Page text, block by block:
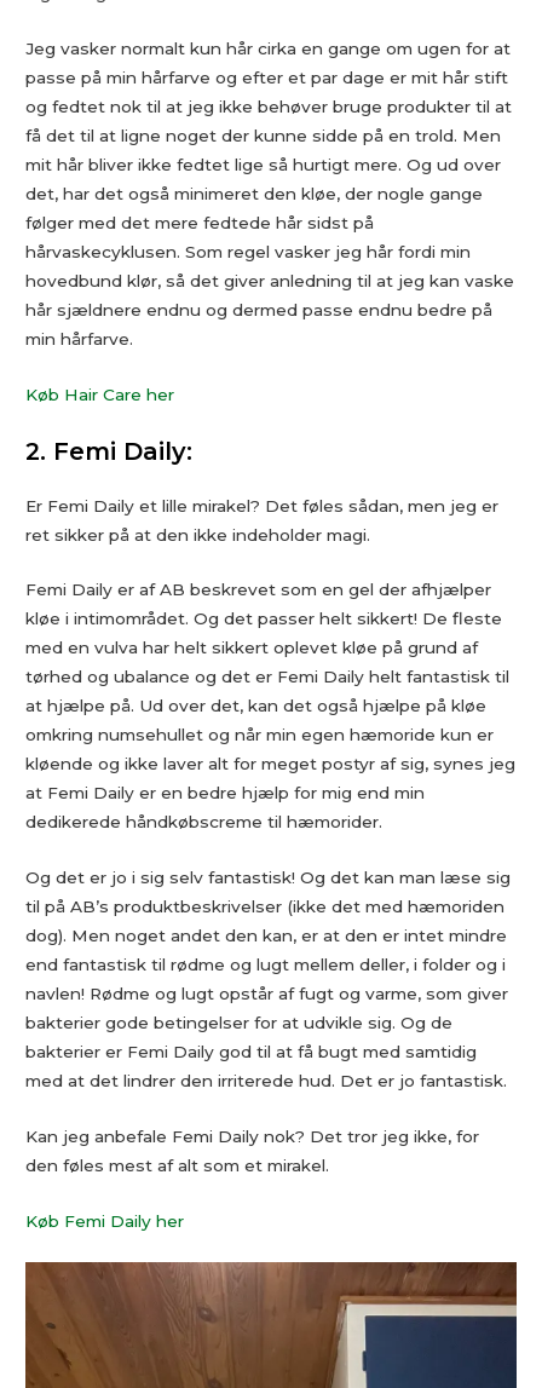
Jeg vasker normalt kun hår cirka en gange om ugen for at
passe på min hårfarve og efter et par dage er mit hår stift
og fedtet nok til at jeg ikke behøver bruge produkter til at
få det til at ligne noget der kunne sidde på en trold. Men
mit hår bliver ikke fedtet lige så hurtigt mere. Og ud over
det, har det også minimeret den kløe, der nogle gange
følger med det mere fedtede hår sidst på
hårvaskecyklusen. Som regel vasker jeg hår fordi min
hovedbund klør, så det giver anledning til at jeg kan vaske
hår sjældnere endnu og dermed passe endnu bedre på
min hårfarve.
Køb Hair Care her
2. Femi Daily:
Er Femi Daily et lille mirakel? Det føles sådan, men jeg er
ret sikker på at den ikke indeholder magi.
Femi Daily er af AB beskrevet som en gel der afhjælper
kløe i intimområdet. Og det passer helt sikkert! De fleste
med en vulva har helt sikkert oplevet kløe på grund af
tørhed og ubalance og det er Femi Daily helt fantastisk til
at hjælpe på. Ud over det, kan det også hjælpe på kløe
omkring numsehullet og når min egen hæmoride kun er
kløende og ikke laver alt for meget postyr af sig, synes jeg
at Femi Daily er en bedre hjælp for mig end min
dedikerede håndkøbscreme til hæmorider.
Og det er jo i sig selv fantastisk! Og det kan man læse sig
til på AB’s produktbeskrivelser (ikke det med hæmoriden
dog). Men noget andet den kan, er at den er intet mindre
end fantastisk til rødme og lugt mellem deller, i folder og i
navlen! Rødme og lugt opstår af fugt og varme, som giver
bakterier gode betingelser for at udvikle sig. Og de
bakterier er Femi Daily god til at få bugt med samtidig
med at det lindrer den irriterede hud. Det er jo fantastisk.
Kan jeg anbefale Femi Daily nok? Det tror jeg ikke, for
den føles mest af alt som et mirakel.
Køb Femi Daily her